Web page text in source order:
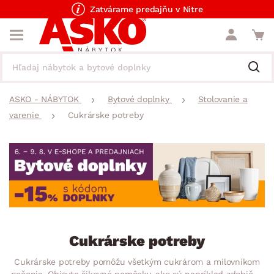
Zatvárame predajňu v Nitre
ASKO - NÁBYTOK Bytové doplnky
Stolovanie a
varenie
Cukrárske potreby
Cukrárske potreby
Cukrárske potreby pomôžu všetkým cukrárom a milovníkom